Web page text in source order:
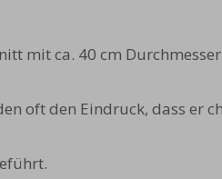
mit ca. 40 cm
oft den Eindruck, dass er